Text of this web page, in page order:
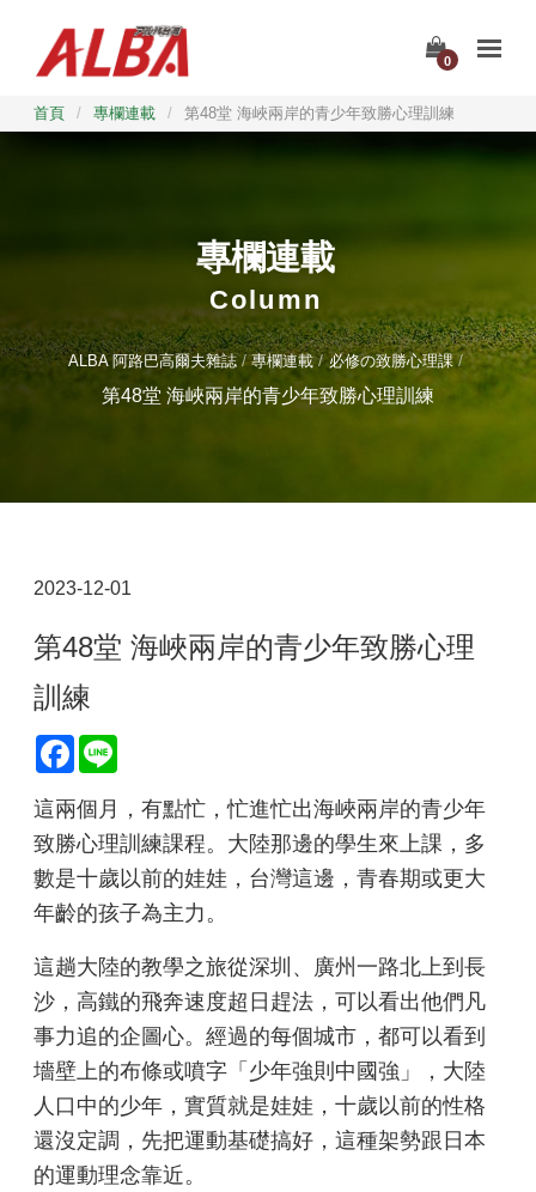
0
首頁 / 專欄連載 / 第48堂 海峽兩岸的青少年致勝心理訓練
專欄連載
Column
ALBA 阿路巴高爾夫雜誌 專欄連載 必修の致勝心理課
第48堂 海峽兩岸的青少年致勝心理訓練
2023-12-01
第48堂 海峽兩岸的青少年致勝心理
訓練
Facebook
這兩個月，有點忙，忙進忙出海峽兩岸的青少年
致勝心理訓練課程。大陸那邊的學生來上課，多
數是十歲以前的娃娃，台灣這邊，青春期或更大
年齡的孩子為主力。
這趟大陸的教學之旅從深圳、廣州一路北上到長
沙，高鐵的飛奔速度超日趕法，可以看出他們凡
事力追的企圖心。經過的每個城市，都可以看到
墻壁上的布條或噴字「少年強則中國強」，大陸
人口中的少年，實質就是娃娃，十歲以前的性格
還沒定調，先把運動基礎搞好，這種架勢跟日本
的運動理念靠近。